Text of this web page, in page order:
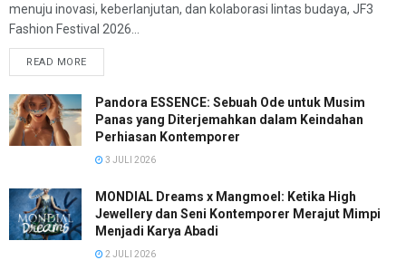
menuju inovasi, keberlanjutan, dan kolaborasi lintas budaya, JF3
Fashion Festival 2026...
READ MORE
Pandora ESSENCE: Sebuah Ode untuk Musim
Panas yang Diterjemahkan dalam Keindahan
Perhiasan Kontemporer
3 JULI 2026
MONDIAL Dreams x Mangmoel: Ketika High
Jewellery dan Seni Kontemporer Merajut Mimpi
Menjadi Karya Abadi
2 JULI 2026